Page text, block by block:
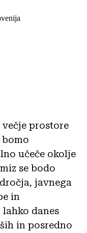
prostore
bomo
učeče okolje
se bodo
javnega
in
danes
in posredno